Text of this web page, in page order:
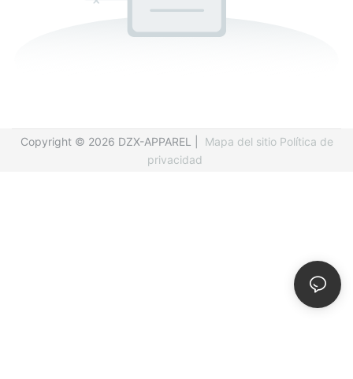
Copyright © 2026 DZX-APPAREL | Mapa del sitio Política de
privacidad